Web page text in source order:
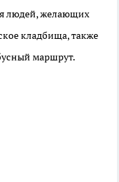
людей, желающих
кладбища, также
маршрут.